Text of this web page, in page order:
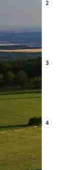
n
p
a
n
e